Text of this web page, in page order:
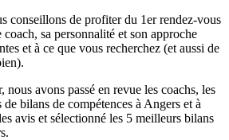
conseillons de profiter du 1er rendez-vous
sa personnalité et son approche
et à ce que vous recherchez (et aussi de
nous avons passé en revue les coachs, les
de bilans de compétences à Angers et à
avis et sélectionné les 5 meilleurs bilans